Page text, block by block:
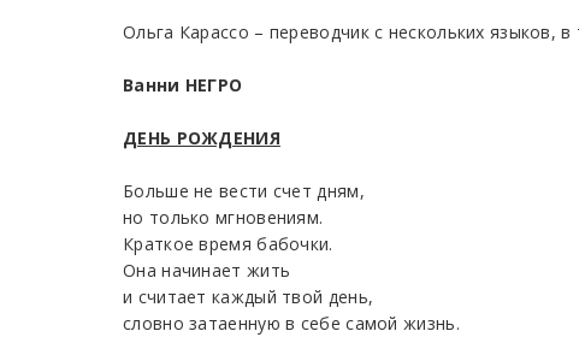
Ольга Карассо – переводчик с нескольких языков,
Ванни НЕГРО
ДЕНЬ РОЖДЕНИЯ
Больше не вести счет дням,
но только мгновениям.
Краткое время бабочки.
Она начинает жить
и считает каждый твой день,
словно затаенную в себе самой жизнь.